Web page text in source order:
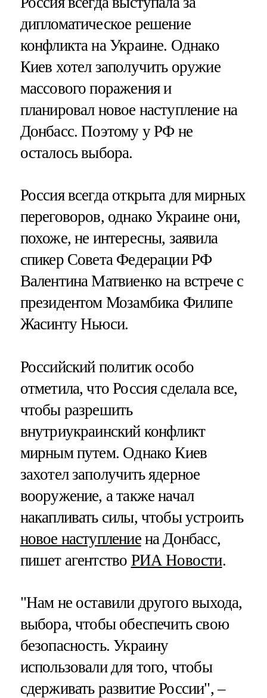
дипломатическое решение
конфликта на Украине. Однако
Киев хотел заполучить оружие
массового поражения и
планировал новое наступление на
Донбасс. Поэтому у РФ не
осталось выбора.
Россия всегда открыта для мирных
переговоров, однако Украине они,
похоже, не интересны, заявила
спикер Совета Федерации РФ
Валентина Матвиенко на встрече с
президентом Мозамбика Филипе
Жасинту Ньюси.
Российский политик особо
отметила, что Россия сделала все,
чтобы разрешить
внутриукраинский конфликт
мирным путем. Однако Киев
захотел заполучить ядерное
вооружение, а также начал
накапливать силы, чтобы устроить
новое наступлениена Донбасс,
пишет агентство РИА Новости.
"Нам не оставили другого выхода,
выбора, чтобы обеспечить свою
безопасность. Украину
использовали для того, чтобы
сдерживать развитие России", –